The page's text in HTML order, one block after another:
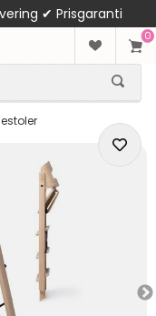
✔ Prisgaranti
0